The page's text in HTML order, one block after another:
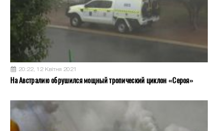
20:22, 12 Квітня 2021
На Австралию обрушился мощный тропический циклон «Сероя»